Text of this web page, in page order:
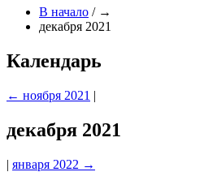
В начало / →
декабря 2021
Календарь
← ноября 2021 |
декабря 2021
| января 2022 →